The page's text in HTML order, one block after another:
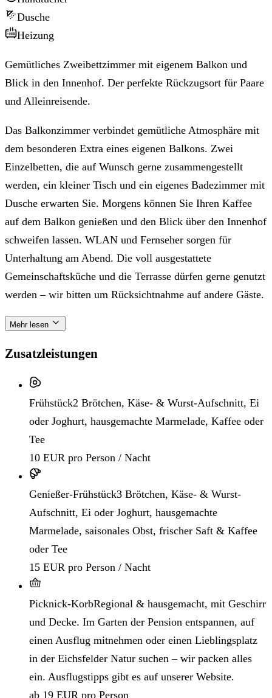
Dusche
Heizung
Gemütliches Zweibettzimmer mit eigenem Balkon und
Blick in den Innenhof. Der perfekte Rückzugsort für Paare
und Alleinreisende.
Das Balkonzimmer verbindet gemütliche Atmosphäre mit
dem besonderen Extra eines eigenen Balkons. Zwei
Einzelbetten, die auf Wunsch gerne zusammengestellt
werden, ein kleiner Tisch und ein eigenes Badezimmer mit
Dusche erwarten Sie. Morgens können Sie Ihren Kaffee
auf dem Balkon genießen und den Blick über den Innenhof
schweifen lassen. WLAN und Fernseher sorgen für
Unterhaltung am Abend. Die voll ausgestattete
Gemeinschaftsküche und die Terrasse dürfen gerne genutzt
werden – wir bitten um Rücksichtnahme auf andere Gäste.
Mehr lesen
Zusatzleistungen
Frühstück2 Brötchen, Käse- & Wurst-Aufschnitt, Ei
oder Joghurt, hausgemachte Marmelade, Kaffee oder
Tee
10 EUR pro Person / Nacht
Genießer-Frühstück3 Brötchen, Käse- & Wurst-
Aufschnitt, Ei oder Joghurt, hausgemachte
Marmelade, saisonales Obst, frischer Saft & Kaffee
oder Tee
15 EUR pro Person / Nacht
Picknick-KorbRegional & hausgemacht, mit Geschirr
und Decke. Im Garten der Pension entspannen, auf
einen Ausflug mitnehmen oder einen Lieblingsplatz
in der Eichsfelder Natur suchen – wir packen alles
ein. Ausflugstipps gibt es auf unserer Website.
ab 19 EUR pro Person